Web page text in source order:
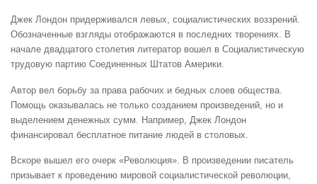
Джек Лондон придерживался левых, социалистических воззрений.
Обозначенные взгляды отображаются в последних творениях. В
начале двадцатого столетия литератор вошел в Социалистическую
трудовую партию Соединенных Штатов Америки.
Автор вел борьбу за права рабочих и бедных слоев общества.
Помощь оказывалась не только созданием произведений, но и
выделением денежных сумм. Например, Джек Лондон
финансировал бесплатное питание людей в столовых.
Вскоре вышел его очерк «Революция». В произведении писатель
призывает к проведению мировой социалистической революции,